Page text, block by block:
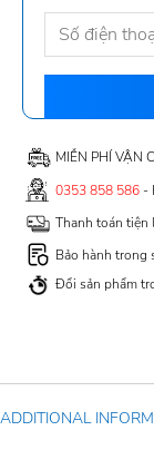
MIỄN PHÍ VẬN
0353 858 586-
Thanh toán tiện
Bảo hành trong
Đổi sản phẩm
ADDITIONAL